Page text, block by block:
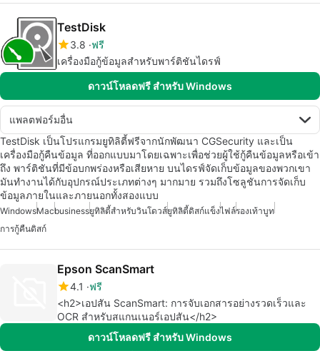
TestDisk
3.8 ฟรี
เครื่องมือกู้ข้อมูลสำหรับพาร์ติชันไดรฟ์
ดาวน์โหลดฟรี สำหรับ Windows
แพลตฟอร์มอื่น
TestDisk เป็นโปรแกรมยูทิลิตี้ฟรีจากนักพัฒนา CGSecurity และเป็น
เครื่องมือกู้คืนข้อมูล ที่ออกแบบมาโดยเฉพาะเพื่อช่วยผู้ใช้กู้คืนข้อมูลหรือเข้า
ถึง พาร์ติชันที่มีข้อบกพร่องหรือเสียหาย บนไดรฟ์จัดเก็บข้อมูลของพวกเขา
มันทำงานได้กับอุปกรณ์ประเภทต่างๆ มากมาย รวมถึงโซลูชันการจัดเก็บ
ข้อมูลภายในและภายนอกทั้งสองแบบ
WindowsMacbusinessยูทิลิตี้สำหรับวินโดวส์ยูทิลิตี้ดิสก์แข็งไฟล์รองเท้าบูท
การกู้คืนดิสก์
Epson ScanSmart
4.1
ฟรี
<h2>เอปสัน ScanSmart: การจับเอกสารอย่างรวดเร็วและ
OCR สำหรับสแกนเนอร์เอปสัน</h2>
ดาวน์โหลดฟรี สำหรับ Windows